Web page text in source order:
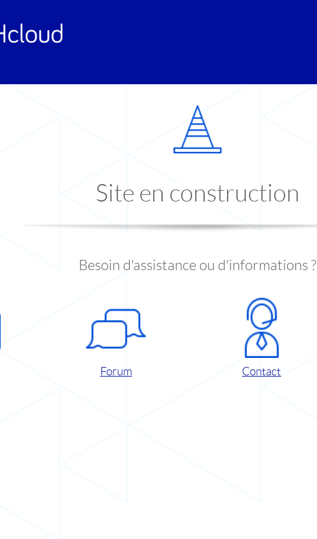
Site en construction
Besoin d'assistance ou d'informations ?
Forum Contact